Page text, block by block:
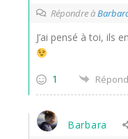
Répondre à
J’ai pensé à toi, ils
1
Barbara